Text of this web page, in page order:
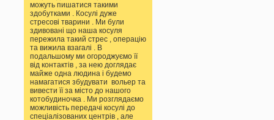
можуть пишатися такими
здобутками . Косулі дуже
стресові тварини . Ми були
здивовані що наша косуля
пережила такий стрес , операцію
та вижила взагалі . В
подальшому ми огороджуємо її
від контактів , за нею доглядає
майже одна людина і будемо
намагатися збудувати вольер та
вивести її за місто до нашого
котобудиночка . Ми розглядаємо
можливість передачі косулі до
спеціалізованих центрів , але